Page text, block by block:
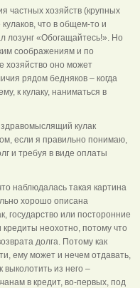
частных хозяйств (крупных
что в общем-то и
лозунг «Обогащайтесь!». Но
соображениям и по
хозяйство оно может
рядом бедняков – когда
к кулаку, наниматься в
кулак
если я правильно понимаю,
и требуя в виде оплаты
наблюдалась такая картина
хорошо описана
государство или посторонние
неохотно, потому что
долга. Потому как
ему может и нечем отдавать,
из него –
в кредит, во-первых, под